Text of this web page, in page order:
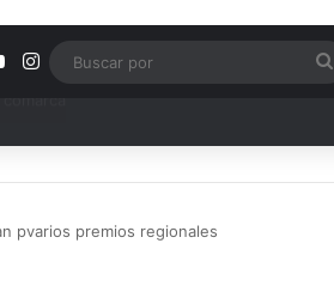
YouTube
Instagram
pvarios premios regionales